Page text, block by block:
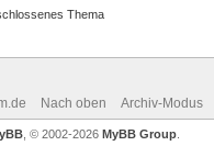
Thema
Nach oben Archiv-Modus
, © 2002-2026 MyBB Group